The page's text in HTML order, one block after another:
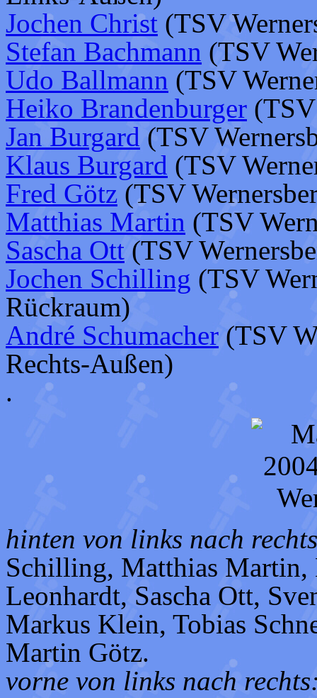
Jochen Christ (TSV
Stefan Bachmann (TSV
Udo Ballmann (TSV
Heiko Brandenburger
Jan Burgard (TSV
Klaus Burgard (TSV
Fred Götz (TSV
Matthias Martin (TSV
Sascha Ott (TSV
Jochen Schilling (TSV
Rückraum)
André Schumacher (TSV
Rechts-Außen)
.
hinten von links nach
Schilling, Matthias
Leonhardt, Sascha Ott,
Markus Klein, Tobias
Martin Götz.
vorne von links nach